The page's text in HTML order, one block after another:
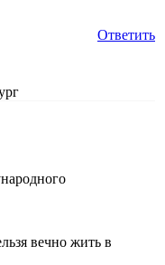
Ответить
вечно жить в